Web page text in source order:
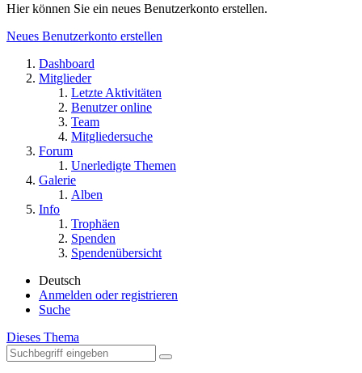
Hier können Sie ein neues Benutzerkonto erstellen.
Neues Benutzerkonto erstellen
Dashboard
Mitglieder
Letzte Aktivitäten
Benutzer online
Team
Mitgliedersuche
Forum
Unerledigte Themen
Galerie
Alben
Info
Trophäen
Spenden
Spendenübersicht
Deutsch
Anmelden oder registrieren
Suche
Dieses Thema